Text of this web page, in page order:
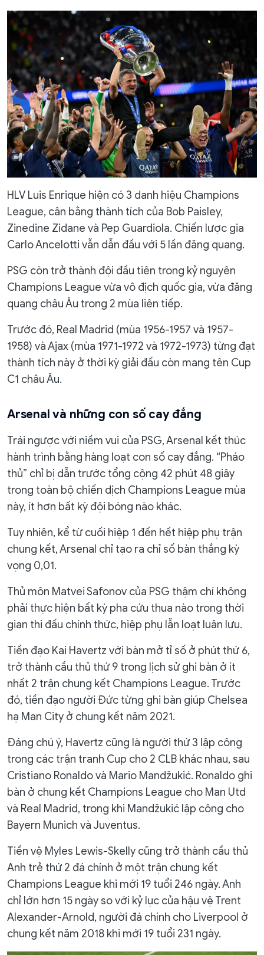
HLV Luis Enrique hiện có 3 danh hiệu Champions
League, cân bằng thành tích của Bob Paisley,
Zinedine Zidane và Pep Guardiola. Chiến lược gia
Carlo Ancelotti vẫn dẫn đầu với 5 lần đăng quang.
PSG còn trở thành đội đầu tiên trong kỷ nguyên
Champions League vừa vô địch quốc gia, vừa đăng
quang châu Âu trong 2 mùa liên tiếp.
Trước đó, Real Madrid (mùa 1956-1957 và 1957-
1958) và Ajax (mùa 1971-1972 và 1972-1973) từng đạt
thành tích này ở thời kỳ giải đấu còn mang tên Cup
C1 châu Âu.
Arsenal và những con số cay đắng
Trái ngược với niềm vui của PSG, Arsenal kết thúc
hành trình bằng hàng loạt con số cay đắng. “Pháo
thủ” chỉ bị dẫn trước tổng cộng 42 phút 48 giây
trong toàn bộ chiến dịch Champions League mùa
này, ít hơn bất kỳ đội bóng nào khác.
Tuy nhiên, kể từ cuối hiệp 1 đến hết hiệp phụ trận
chung kết, Arsenal chỉ tạo ra chỉ số bàn thắng kỳ
vọng 0,01.
Thủ môn Matvei Safonov của PSG thậm chí không
phải thực hiện bất kỳ pha cứu thua nào trong thời
gian thi đấu chính thức, hiệp phụ lẫn loạt luân lưu.
Tiền đạo Kai Havertz với bàn mở tỉ số ở phút thứ 6,
trở thành cầu thủ thứ 9 trong lịch sử ghi bàn ở ít
nhất 2 trận chung kết Champions League. Trước
đó, tiền đạo người Đức từng ghi bàn giúp Chelsea
hạ Man City ở chung kết năm 2021.
Đáng chú ý, Havertz cũng là người thứ 3 lập công
trong các trận tranh Cup cho 2 CLB khác nhau, sau
Cristiano Ronaldo và Mario Mandžukić. Ronaldo ghi
bàn ở chung kết Champions League cho Man Utd
và Real Madrid, trong khi Mandžukić lập công cho
Bayern Munich và Juventus.
Tiền vệ Myles Lewis-Skelly cũng trở thành cầu thủ
Anh trẻ thứ 2 đá chính ở một trận chung kết
Champions League khi mới 19 tuổi 246 ngày. Anh
chỉ lớn hơn 15 ngày so với kỷ lục của hậu vệ Trent
Alexander-Arnold, người đá chính cho Liverpool ở
chung kết năm 2018 khi mới 19 tuổi 231 ngày.